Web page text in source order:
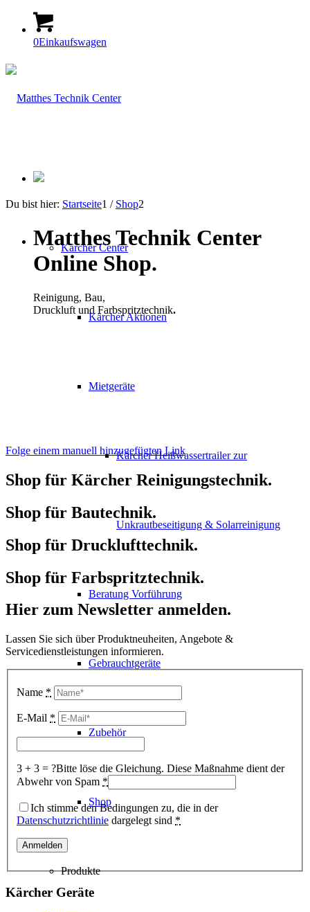
0Einkaufswagen
Kärcher Center
Kärcher Aktionen
Mietgeräte
Kärcher Heißwassertrailer zur
Unkrautbeseitigung & Solarreinigung
Beratung Vorführung
Gebrauchtgeräte
Zubehör
Shop
Produkte
Du bist hier: Startseite1 / Shop2
Matthes Technik Center
Online Shop.
Reinigung, Bau,
Druckluft und Farbspritztechnik.
Folge einem manuell hinzugefügten Link
Shop für Kärcher Reinigungstechnik.
Shop für Bautechnik.
Shop für Drucklufttechnik.
Shop für Farbspritztechnik.
Hier zum Newsletter anmelden.
Lassen Sie sich über Produktneuheiten, Angebote &
Servicedienstleistungen informieren.
Name *
E-Mail *
3 + 3 = ?Bitte löse die Gleichung. Diese Maßnahme dient der
Abwehr von Spam *
Ich stimme den Bedingungen zu, die in der
Datenschutzrichtlinie dargelegt sind *
Kärcher Geräte